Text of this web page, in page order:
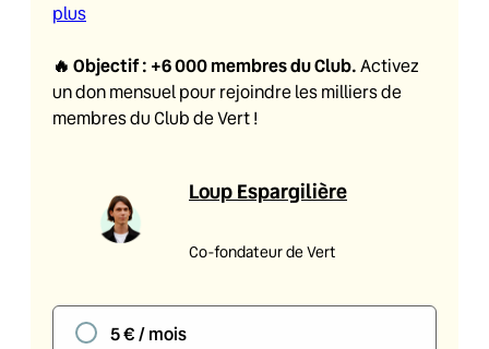
plus
🔥 Objectif : +6 000 membres du Club. Activez
un don mensuel pour rejoindre les milliers de
membres du Club de Vert !
Loup Espargilière
Co-fondateur de Vert
5 € / mois